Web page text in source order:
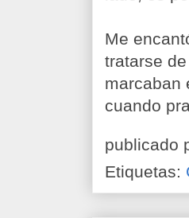
Me
tratarse
marcaban
cuando
publicado
Etiquetas: